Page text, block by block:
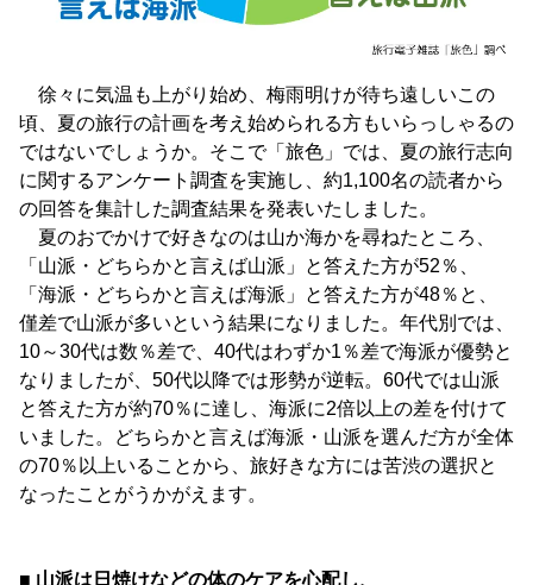
徐々に気温も上がり始め、梅雨明けが待ち遠しいこの
頃、夏の旅行の計画を考え始められる方もいらっしゃるの
ではないでしょうか。そこで「旅色」では、夏の旅行志向
に関するアンケート調査を実施し、約1,100名の読者から
の回答を集計した調査結果を発表いたしました。
夏のおでかけで好きなのは山か海かを尋ねたところ、
「山派・どちらかと言えば山派」と答えた方が52％、
「海派・どちらかと言えば海派」と答えた方が48％と、
僅差で山派が多いという結果になりました。年代別では、
10～30代は数％差で、40代はわずか1％差で海派が優勢と
なりましたが、50代以降では形勢が逆転。60代では山派
と答えた方が約70％に達し、海派に2倍以上の差を付けて
いました。どちらかと言えば海派・山派を選んだ方が全体
の70％以上いることから、旅好きな方には苦渋の選択と
なったことがうかがえます。
■ 山派は日焼けなどの体のケアを心配し、